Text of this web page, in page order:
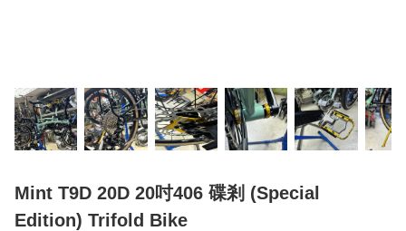
Mint T9D 20D 20吋406 碟剎 (Special
Edition) Trifold Bike